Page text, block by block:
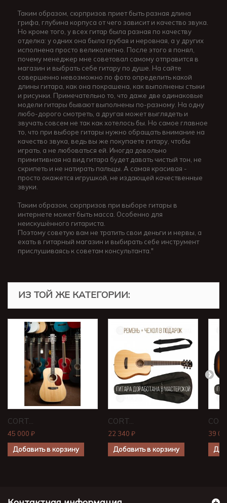
Таким образом, сюрпризов приет быть разная длина
грифа, глубина корпуса от чего зависит и качество звука.
Но кроме того, у всех гитар была разная по качеству
отделка: у одних она была грубая и неровная, а у других
исполнена просто великолепно. После этого я понял,
почему менеджер мне советовал самому отправится в
магазин и выбрать себе гитару по душе. На сайте
совершенно невозможно по фото определить какой
длины гитара, как она покрашена, как выполнены стыки
и рисунки. Примечательно то, что даже две одинаковые
модели гитары бывают выполнены по-разному. На одну
любо-дорого смотреть, а другая может выглядеть и
звучать совсем не так как хотелось бы. Но самое главное
то, что при выборе гитары нужно обращать внимание на
качество звука, ведь вы же покупаете гитару, чтобы
играть, а не любоваться ей. Иногда довольно
примитивная на вид гитара будет давать чистый тон, не
скрипеть и не натирать пальцы. А самая красивая -
просто окажется игрушкой, не издающей качественные
звуки.
Таким образом, сюрпризов при выборе гитары в
интернете может быть масса. Особенно для
неискушённого гитариста.
Поэтому советую вам не тратить свои деньги и нервы, а
ехать в гитарный магазин и выбирать себе инструмент
прислушиваясь к советам консультанта."
ИЗ ТОЙ ЖЕ КАТЕГОРИИ:
CORT...
45 000 ₽
Добавить в корзину
CORT...
22 340 ₽
Добавить в корзину
39